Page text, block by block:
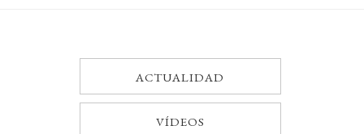
ACTUALIDAD
VÍDEOS